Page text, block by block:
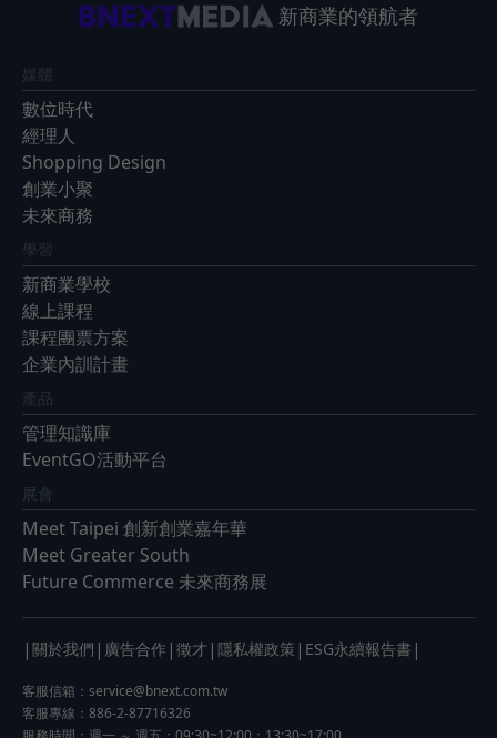
新商業的領航者
媒體
數位時代
經理人
Shopping Design
創業小聚
未來商務
學習
新商業學校
線上課程
課程團票方案
企業內訓計畫
產品
管理知識庫
EventGO活動平台
展會
Meet Taipei 創新創業嘉年華
Meet Greater South
Future Commerce 未來商務展
| 關於我們 | 廣告合作 | 徵才 | 隱私權政策 | ESG永續報告書 |
客服信箱： service@bnext.com.tw
客服專線：886-2-87716326